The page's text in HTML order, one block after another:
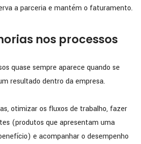
a parceria e mantém o faturamento.
nos processos
quase sempre aparece quando se
resultado dentro da empresa.
otimizar os fluxos de trabalho, fazer
(produtos que apresentam uma
e acompanhar o desempenho